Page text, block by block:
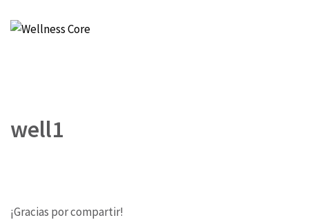
well1
¡Gracias por compartir!